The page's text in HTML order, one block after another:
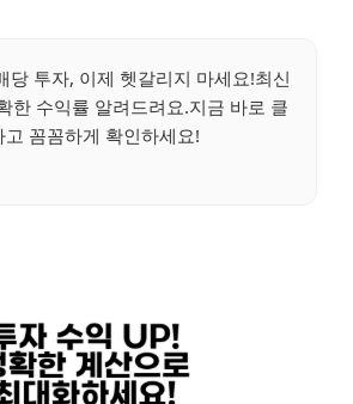
당 투자, 이제 헷갈리지 마세요!최신
한 수익률 알려드려요.지금 바로 클
고 꼼꼼하게 확인하세요!